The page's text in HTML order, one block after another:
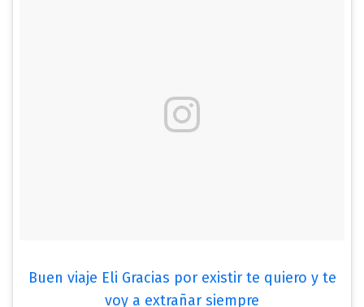
Buen viaje Eli Gracias por existir te quiero y te
voy a extrañar siempre